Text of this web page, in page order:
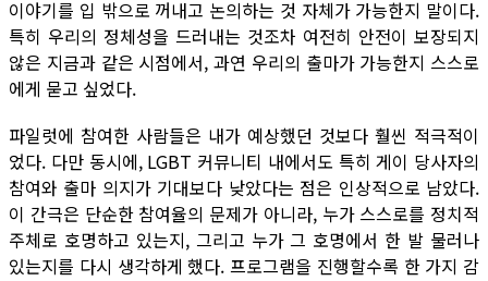
이야기를 입 밖으로 꺼내고 논의하는 것 자체가 가능한지 말이다.
특히 우리의 정체성을 드러내는 것조차 여전히 안전이 보장되지
않은 지금과 같은 시점에서, 과연 우리의 출마가 가능한지 스스로
에게 묻고 싶었다.
파일럿에 참여한 사람들은 내가 예상했던 것보다 훨씬 적극적이
었다. 다만 동시에, LGBT 커뮤니티 내에서도 특히 게이 당사자의
참여와 출마 의지가 기대보다 낮았다는 점은 인상적으로 남았다.
이 간극은 단순한 참여율의 문제가 아니라, 누가 스스로를 정치적
주체로 호명하고 있는지, 그리고 누가 그 호명에서 한 발 물러나
있는지를 다시 생각하게 했다. 프로그램을 진행할수록 한 가지 감